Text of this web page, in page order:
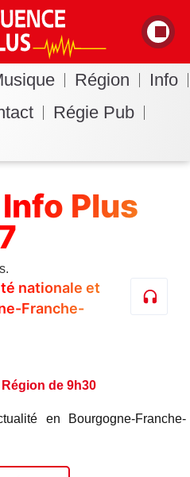
Région
Info
Régie Pub
Plus
nationale et
Franche-
Région de 9h30
en Bourgogne-Franche-